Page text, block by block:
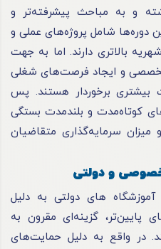
و به مباحث پیشرفته‌تر و
دوره‌ها شامل پروژه‌های عملی و
بالاتری دارند. اما به جهت
و ایجاد فرصت‌های شغلی
بیشتری برخوردار هستند. پس
کوتاه‌مدت و بلندمدت بستگی
سرمایه‌گذاری متقاضیان
خصوصی و دولتی
های دولتی به دلیل
پایین‌تر، گزینه‌ای مقرون به
در واقع به دلیل حمایت‌های